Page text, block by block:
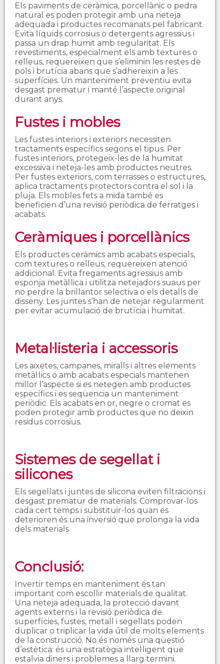
Els paviments de ceràmica, porcellànic o pedra
natural es poden protegir amb una neteja
adequada i productes recomanats pel fabricant.
Evita líquids corrosius o detergents agressius i
passa un drap humit amb regularitat. Els
revestiments, especialment els amb textures o
relleus, requereixen que s’eliminin les restes de
pols i brutícia abans que s’adhereixin a les
superfícies. Un manteniment preventiu evita
desgast prematur i manté l’aspecte original
durant anys.
Fustes i mobles
Les fustes interiors i exteriors necessiten
tractaments específics segons el tipus. Per
fustes interiors, protegeix-les de la humitat
excessiva i neteja-les amb productes neutres.
Per fustes exteriors, com terrasses o estructures,
aplica tractaments protectors contra el sol i la
pluja. Els mobles fets a mida també es
beneficien d’una revisió periòdica de ferratges i
acabats.
Ceràmiques i porcellànics
Els productes ceràmics amb acabats especials,
com textures o relleus, requereixen atenció
addicional. Evita fregaments agressius amb
esponja metàl·lica i utilitza netejadors suaus per
no perdre la brillantor selectiva o els detalls de
disseny. Les juntes s’han de netejar regularment
per evitar acumulació de brutícia i humitat.
Metal·listeria i accessoris
Les aixetes, campanes, miralls i altres elements
metàl·lics o amb acabats especials mantenen
millor l’aspecte si es netegen amb productes
específics i es seqüencia un manteniment
periòdic. Els acabats en or, negre o cromat es
poden protegir amb productes que no deixin
residus corrosius.
Sistemes de segellat i
silicones
Els segellats i juntes de silicona eviten filtracions i
desgast prematur de materials. Comprovar-los
cada cert temps i substituir-los quan es
deterioren és una inversió que prolonga la vida
dels materials.
Conclusió:
Invertir temps en manteniment és tan
important com escollir materials de qualitat.
Una neteja adequada, la protecció davant
agents externs i la revisió periòdica de
superfícies, fustes, metall i segellats poden
duplicar o triplicar la vida útil de molts elements
de la construcció. No és només una qüestió
d’estètica: és una estratègia intel·ligent que
estalvia diners i problemes a llarg termini.